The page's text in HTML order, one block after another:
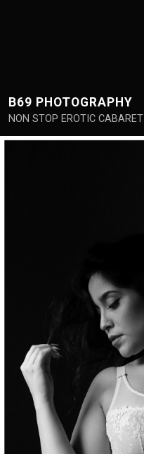
B69 PHOTOGRAPHY
NON STOP EROTIC CABARET